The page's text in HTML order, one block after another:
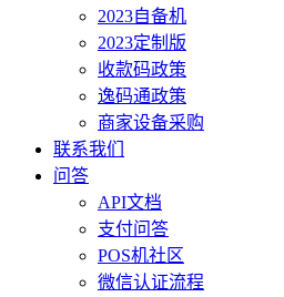
2023自备机
2023定制版
收款码政策
逸码通政策
商家设备采购
联系我们
问答
API文档
支付问答
POS机社区
微信认证流程